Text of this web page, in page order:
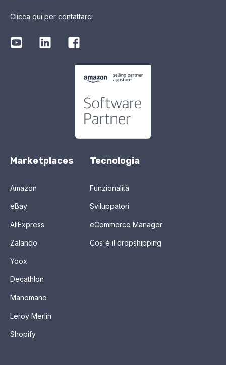
Clicca qui per contattarci
Marketplaces
Amazon
eBay
AliExpress
Zalando
Yoox
Decathlon
Manomano
Leroy Merlin
Shopify
Tecnologia
Funzionalità
Sviluppatori
eCommerce Manager
Cos'è il dropshipping